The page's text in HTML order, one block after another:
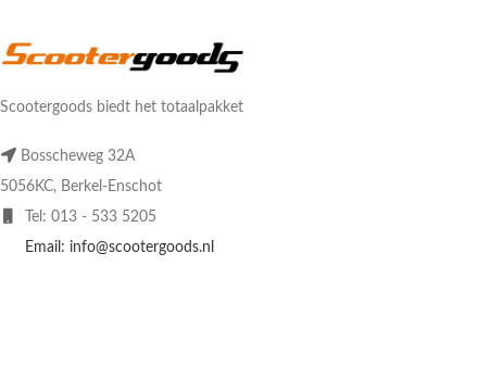
Scootergoods biedt het totaalpakket
Bosscheweg 32A
5056KC, Berkel-Enschot
Tel: 013 - 533 5205
Email: info@scootergoods.nl